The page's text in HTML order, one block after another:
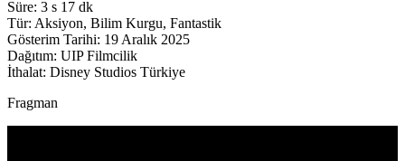
Süre: 3 s 17 dk
Tür: Aksiyon, Bilim Kurgu, Fantastik
Gösterim Tarihi: 19 Aralık 2025
Dağıtım: UIP Filmcilik
İthalat: Disney Studios Türkiye
Fragman